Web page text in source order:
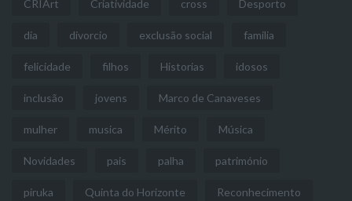
CRIArt Criatividade cross Desporto
dia divorcio exclusão social familia
felicidade filhos Historias idosos
inclusão jovens Marco de Canaveses
mulher musica Mérito Música
Novidades pais palha património
piruka Quinta do Horizonte Reconhecimento